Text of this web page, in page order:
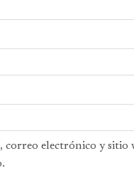
electrónico y sitio